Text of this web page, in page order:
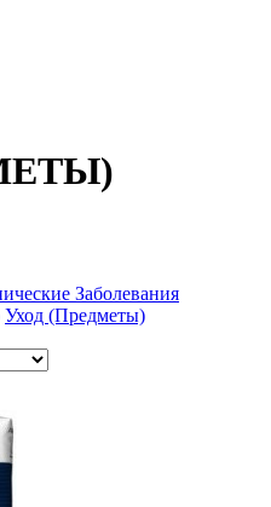
Заболевания
Уход (Предметы)